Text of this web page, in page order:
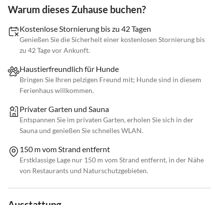
Warum dieses Zuhause buchen?
Kostenlose Stornierung bis zu 42 Tagen
Genießen Sie die Sicherheit einer kostenlosen Stornierung bis
zu 42 Tage vor Ankunft.
Haustierfreundlich für Hunde
Bringen Sie Ihren pelzigen Freund mit; Hunde sind in diesem
Ferienhaus willkommen.
Privater Garten und Sauna
Entspannen Sie im privaten Garten, erholen Sie sich in der
Sauna und genießen Sie schnelles WLAN.
150 m vom Strand entfernt
Erstklassige Lage nur 150 m vom Strand entfernt, in der Nähe
von Restaurants und Naturschutzgebieten.